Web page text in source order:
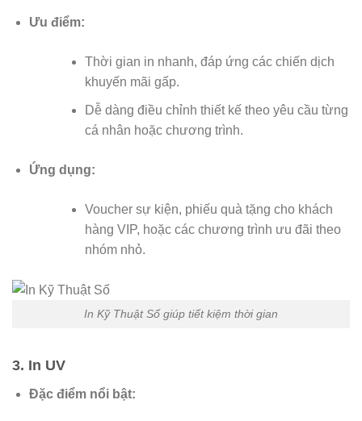
Ưu điểm:
Thời gian in nhanh, đáp ứng các chiến dịch
khuyến mãi gấp.
Dễ dàng điều chỉnh thiết kế theo yêu cầu từng
cá nhân hoặc chương trình.
Ứng dụng:
Voucher sự kiện, phiếu quà tặng cho khách
hàng VIP, hoặc các chương trình ưu đãi theo
nhóm nhỏ.
In Kỹ Thuật Số giúp tiết kiệm thời gian
3. In UV
Đặc điểm nổi bật: